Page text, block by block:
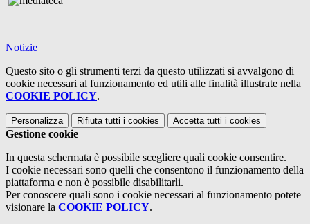
Notizie
Questo sito o gli strumenti terzi da questo utilizzati si avvalgono di
cookie necessari al funzionamento ed utili alle finalità illustrate nella
COOKIE POLICY.
Personalizza Rifiuta tutti i cookies Accetta tutti i cookies
Gestione cookie
In questa schermata è possibile scegliere quali cookie consentire.
I cookie necessari sono quelli che consentono il funzionamento della
piattaforma e non è possibile disabilitarli.
Per conoscere quali sono i cookie necessari al funzionamento potete
visionare la COOKIE POLICY.